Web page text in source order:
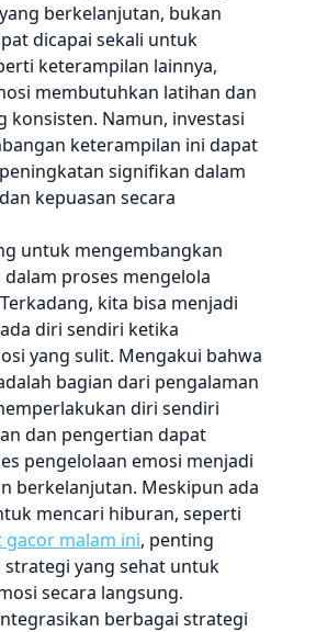
berkelanjutan, bukan
dicapai sekali untuk
keterampilan lainnya,
membutuhkan latihan dan
konsisten. Namun, investasi
keterampilan ini dapat
signifikan dalam
kepuasan secara
untuk mengembangkan
proses mengelola
kita bisa menjadi
diri sendiri ketika
yang sulit. Mengakui bahwa
bagian dari pengalaman
diri sendiri
dan pengertian dapat
pengelolaan emosi menjadi
berkelanjutan. Meskipun ada
mencari hiburan, seperti
gacor malam ini, penting
yang sehat untuk
secara langsung.
berbagai strategi